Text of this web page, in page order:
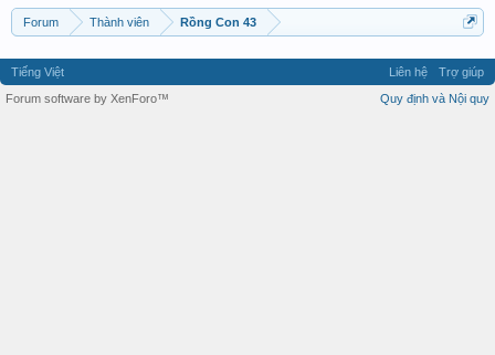
Forum Thành viên Rồng Con 43
Tiếng Việt Liên hệ
Trợ giúp
Quy định và Nội quy
Forum software by XenForo™